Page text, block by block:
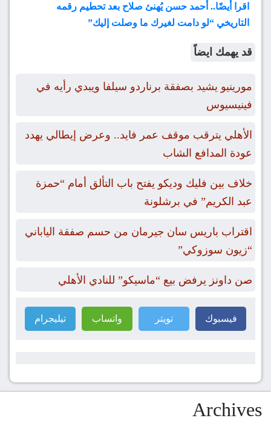
اقرا أيضًا.. أحمد حسن يُهنئ صلاح بعد تحطيم رقمه
التاريخي “لو دامت لغيرك ما وصلت إليك”
قد يهمك ايضاً
مورينيو يشيد بصفقة برناردو سيلفا ويبدي رأيه في
فينيسيوس
الأهلي يترقب موقف عمر فايد.. وعرض إيطالي يهدد
عودة المدافع الشاب
خلاف بين فليك وديكو يفتح باب التألق أمام “حمزة
عبد الكريم” في برشلونة
اقتراب باريس سان جيرمان من حسم صفقة الياباني
“زيون سوزوكي”
صن داونز يرفض بيع “ماسيكو” للنادي الأهلي
فيسبوك تويتر واتساب تيليجرام
Archives